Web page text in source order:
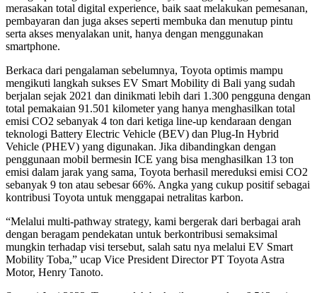
merasakan total digital experience, baik saat melakukan pemesanan,
pembayaran dan juga akses seperti membuka dan menutup pintu
serta akses menyalakan unit, hanya dengan menggunakan
smartphone.
Berkaca dari pengalaman sebelumnya, Toyota optimis mampu
mengikuti langkah sukses EV Smart Mobility di Bali yang sudah
berjalan sejak 2021 dan dinikmati lebih dari 1.300 pengguna dengan
total pemakaian 91.501 kilometer yang hanya menghasilkan total
emisi CO2 sebanyak 4 ton dari ketiga line-up kendaraan dengan
teknologi Battery Electric Vehicle (BEV) dan Plug-In Hybrid
Vehicle (PHEV) yang digunakan. Jika dibandingkan dengan
penggunaan mobil bermesin ICE yang bisa menghasilkan 13 ton
emisi dalam jarak yang sama, Toyota berhasil mereduksi emisi CO2
sebanyak 9 ton atau sebesar 66%. Angka yang cukup positif sebagai
kontribusi Toyota untuk menggapai netralitas karbon.
“Melalui multi-pathway strategy, kami bergerak dari berbagai arah
dengan beragam pendekatan untuk berkontribusi semaksimal
mungkin terhadap visi tersebut, salah satu nya melalui EV Smart
Mobility Toba,” ucap Vice President Director PT Toyota Astra
Motor, Henry Tanoto.